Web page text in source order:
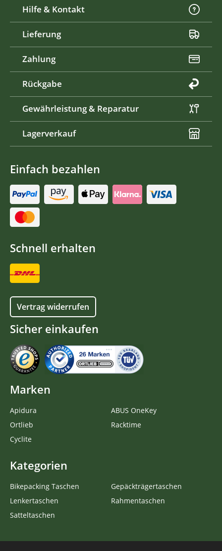
Hilfe & Kontakt
Lieferung
Zahlung
Rückgabe
Gewährleistung & Reparatur
Lagerverkauf
Einfach bezahlen
Schnell erhalten
Vertrag widerrufen
Sicher einkaufen
Marken
Apidura
Ortlieb
Cyclite
ABUS OneKey
Racktime
Kategorien
Bikepacking Taschen
Lenkertaschen
Satteltaschen
Gepäckträgertaschen
Rahmentaschen